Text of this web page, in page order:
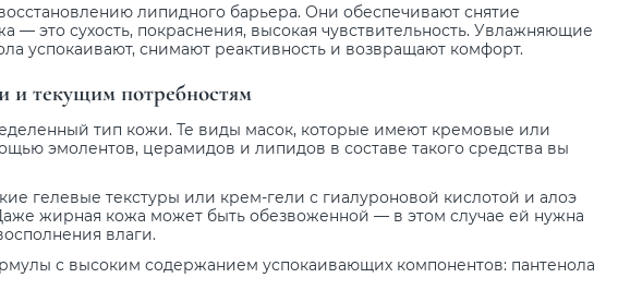
липидного барьера. Они обеспечивают снятие
— это сухость, покраснения, высокая чувствительность. Увлажняющие
успокаивают, снимают реактивность и возвращают комфорт.
и текущим потребностям
тип кожи. Те виды масок, которые имеют кремовые или
эмолентов, церамидов и липидов в составе такого средства вы
гелевые текстуры или крем-гели с гиалуроновой кислотой и алоэ
жирная кожа может быть обезвоженной — в этом случае ей нужна
влаги.
с высоким содержанием успокаивающих компонентов: пантенола